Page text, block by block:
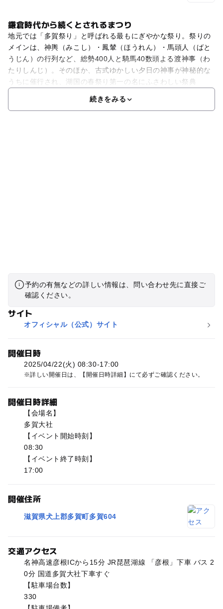
鎌倉時代から続くとされるまつり
地元では「多賀祭り」と呼ばれる最もにぎやかな祭り。祭りの
メインは、神輿（みこし）・鳳輦（ほうれん）・馬頭人（ばと
うじん）の行列など、総勢400人と騎馬40数頭よる渡神事（わ
たりしんじ）。そのほか、古式ゆかしい夕日の神事が神秘的な
うちに催行され、湖国の春祭り第一の名にふさわしい祭典
続きをみる
予約の有無などの詳しい情報は、問い合わせ先に直接ご
確認ください。
サイト
オフィシャル（公式）サイト
開催日時
2025/04/22(火) 08:30-17:00
詳しい開催日は、【開催日時詳細】にて必ずご確認ください。
開催日時詳細
【会場名】
多賀大社
【イベント開始時刻】
08:30
【イベント終了時刻】
17:00
開催住所
滋賀県犬上郡多賀町多賀604
交通アクセス
名神高速彦根ICから15分 JR琵琶湖線 「彦根」下車 バス 2
0分 国道多賀大社下車すぐ
【駐車場台数】
330